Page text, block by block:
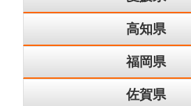
高知県
福岡県
佐賀県